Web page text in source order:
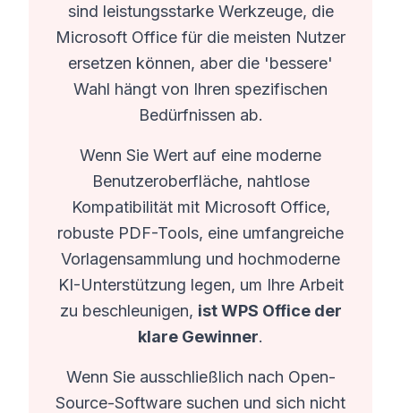
sind leistungsstarke Werkzeuge, die
Microsoft Office für die meisten Nutzer
ersetzen können, aber die 'bessere'
Wahl hängt von Ihren spezifischen
Bedürfnissen ab.
Wenn Sie Wert auf eine moderne
Benutzeroberfläche, nahtlose
Kompatibilität mit Microsoft Office,
robuste PDF-Tools, eine umfangreiche
Vorlagensammlung und hochmoderne
KI-Unterstützung legen, um Ihre Arbeit
zu beschleunigen, ist WPS Office der
klare Gewinner.
Wenn Sie ausschließlich nach Open-
Source-Software suchen und sich nicht